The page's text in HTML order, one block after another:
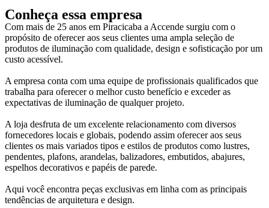
Conheça essa empresa
Com mais de 25 anos em Piracicaba a Accende surgiu com o
propósito de oferecer aos seus clientes uma ampla seleção de
produtos de iluminação com qualidade, design e sofisticação por um
custo acessível.
A empresa conta com uma equipe de profissionais qualificados que
trabalha para oferecer o melhor custo benefício e exceder as
expectativas de iluminação de qualquer projeto.
A loja desfruta de um excelente relacionamento com diversos
fornecedores locais e globais, podendo assim oferecer aos seus
clientes os mais variados tipos e estilos de produtos como lustres,
pendentes, plafons, arandelas, balizadores, embutidos, abajures,
espelhos decorativos e papéis de parede.
Aqui você encontra peças exclusivas em linha com as principais
tendências de arquitetura e design.